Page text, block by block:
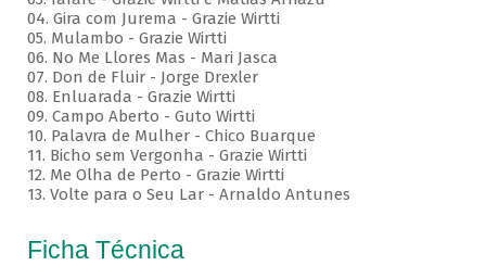
04. Gira com Jurema - Grazie Wirtti
05. Mulambo - Grazie Wirtti
06. No Me Llores Mas - Mari Jasca
07. Don de Fluir - Jorge Drexler
08. Enluarada - Grazie Wirtti
09. Campo Aberto - Guto Wirtti
10. Palavra de Mulher - Chico Buarque
11. Bicho sem Vergonha - Grazie Wirtti
12. Me Olha de Perto - Grazie Wirtti
13. Volte para o Seu Lar - Arnaldo Antunes
Ficha Técnica